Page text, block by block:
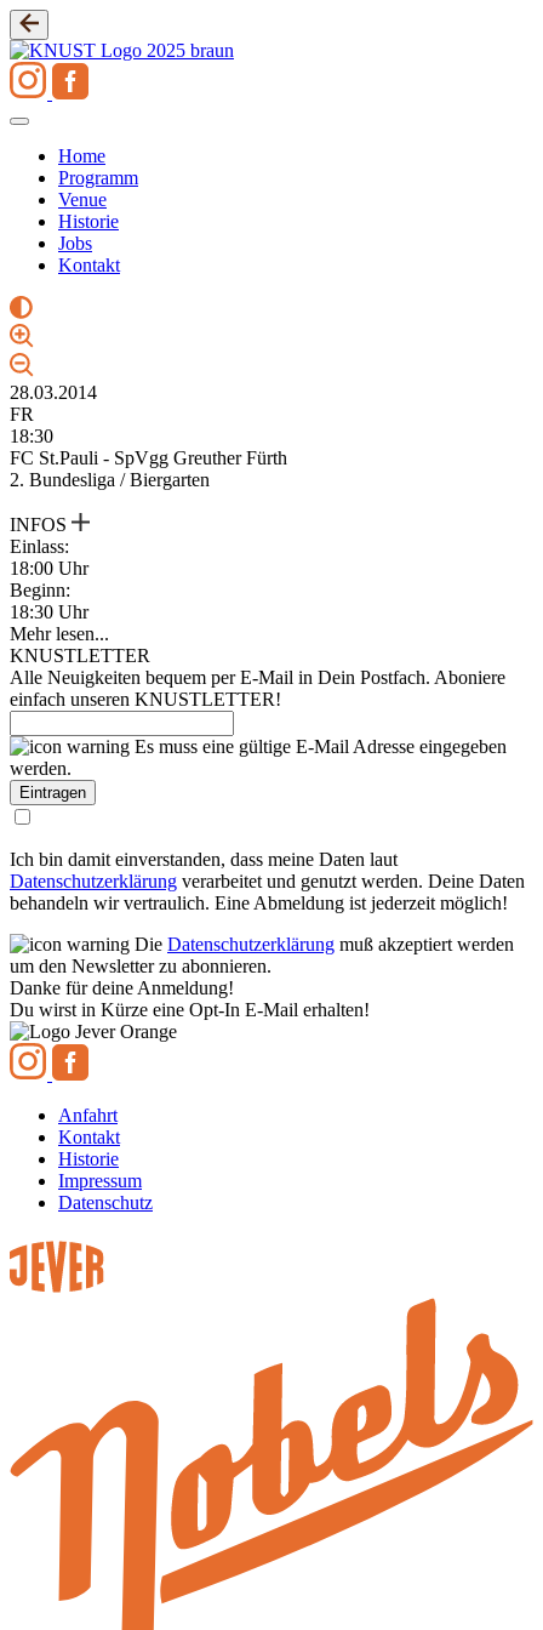
Zum
Inhalt
springen
Home
Programm
Venue
Historie
Jobs
Kontakt
28.03.2014
FR
18:30
FC St.Pauli - SpVgg Greuther Fürth
2. Bundesliga / Biergarten
INFOS
Einlass:
18:00 Uhr
Beginn:
18:30 Uhr
Mehr lesen...
KNUSTLETTER
Alle Neuigkeiten bequem per E-Mail in Dein Postfach. Aboniere
einfach unseren KNUSTLETTER!
Es muss eine gültige E-Mail Adresse eingegeben
werden.
Ich bin damit einverstanden, dass meine Daten laut
Datenschutzerklärung verarbeitet und genutzt werden. Deine Daten
behandeln wir vertraulich. Eine Abmeldung ist jederzeit möglich!
Die Datenschutzerklärung muß akzeptiert werden
um den Newsletter zu abonnieren.
Danke für deine Anmeldung!
Du wirst in Kürze eine Opt-In E-Mail erhalten!
Anfahrt
Kontakt
Historie
Impressum
Datenschutz